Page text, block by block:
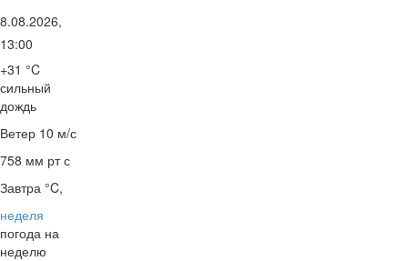
8.08.2026,
13:00
+31 °C
сильный
дождь
Ветер 10 м/с
758 мм рт с
Завтра °C,
неделя
погода на
неделю